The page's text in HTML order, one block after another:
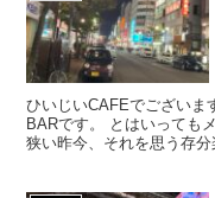
ひいじいCAFEでございま
BARです。 とはいっても
狭い昨今、それを思う存